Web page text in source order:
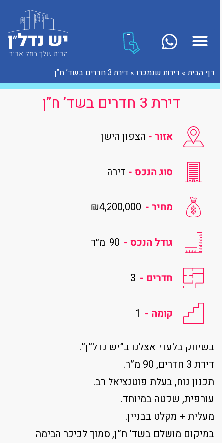
דף הבית» דירות שנמכרו» דירת 3 חדרים בשד’ ח”ן
דירת 3 חדרים בשד’ ח”ן
אזור - הצפון הישן
סוג הנכס - דירה
מחיר - ₪4,200,000
גודל הנכס - 90 מ״ר
חדרים - 3
קומה - 1
בשיווק בלעדי אצלנו ב”יש נדל”ן”.
דירת 3 חדרים, 90 מ”ר.
תכנון נוח, בעלת פוטנציאל רב.
עורפית, שקטה במיוחד.
מעלית + מקלט בבניין.
במיקום מושלם בשד’ ח”ן, סמוך לכיכר הבימה